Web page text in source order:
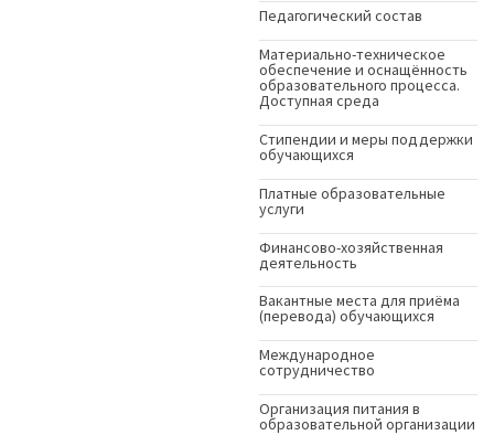
Педагогический состав
Материально-техническое
обеспечение и оснащённость
образовательного процесса.
Доступная среда
Стипендии и меры поддержки
обучающихся
Платные образовательные
услуги
Финансово-хозяйственная
деятельность
Вакантные места для приёма
(перевода) обучающихся
Международное
сотрудничество
Организация питания в
образовательной организации